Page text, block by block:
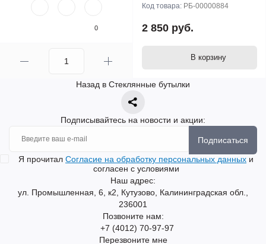
0
Код товара: РБ-00000884
2 850 руб.
В корзину
Назад в Стеклянные бутылки
Подписывайтесь на новости и акции:
Подписаться
Я прочитал Согласие на обработку персональных данных и
согласен с условиями
Наш адрес:
ул. Промышленная, 6, к2, Кутузово, Калининградская обл.,
236001
Позвоните нам:
+7 (4012) 70-97-97
Перезвоните мне